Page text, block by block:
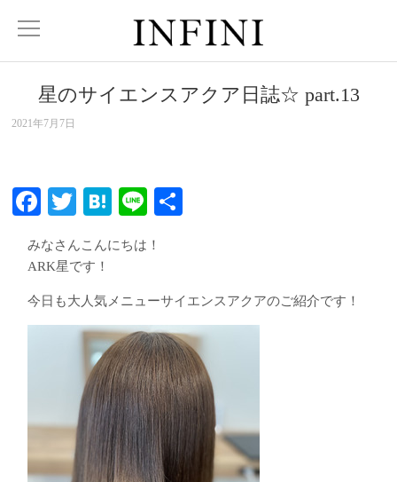
星のサイエンスアクア日誌☆ part.13
2021年7月7日
Facebook
TwitterHatena
Line
みなさんこんにちは！
ARK星です！
今日も大人気メニューサイエンスアクアのご紹介です！